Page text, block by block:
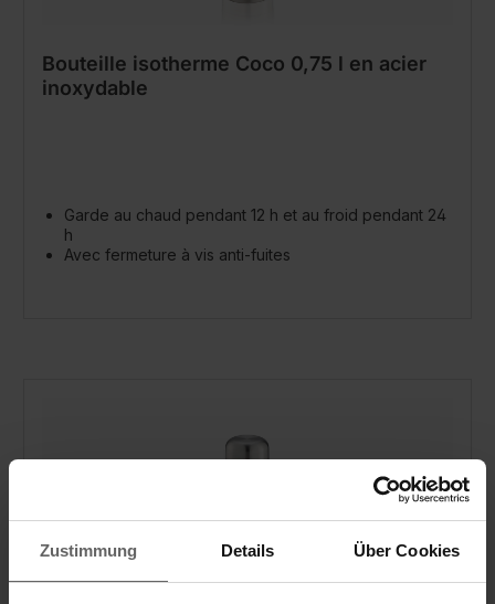
Zustimmung Details Über Cookies
Bouteille isotherme Coco 0,75 l en acier
inoxydable
Garde au chaud pendant 12 h et au froid pendant 24
h
Avec fermeture à vis anti-fuites